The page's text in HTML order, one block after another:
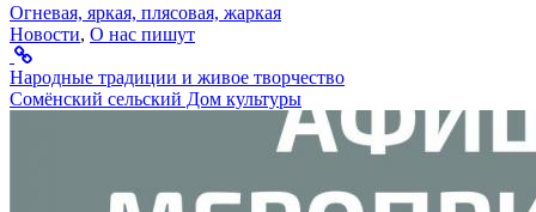
Огневая, яркая, плясовая, жаркая
Новости, О нас пишут
Народные традиции и живое творчество
Сомёнский сельский Дом культуры